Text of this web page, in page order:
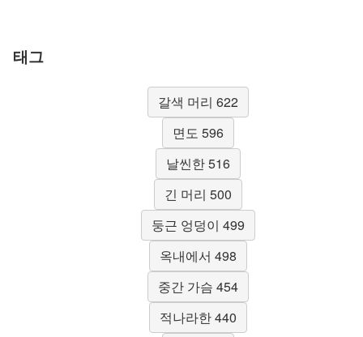
태그
갈색 머리 622
면도 596
날씬한 516
긴 머리 500
둥근 엉덩이 499
옥내에서 498
중간 가슴 454
적나라한 440